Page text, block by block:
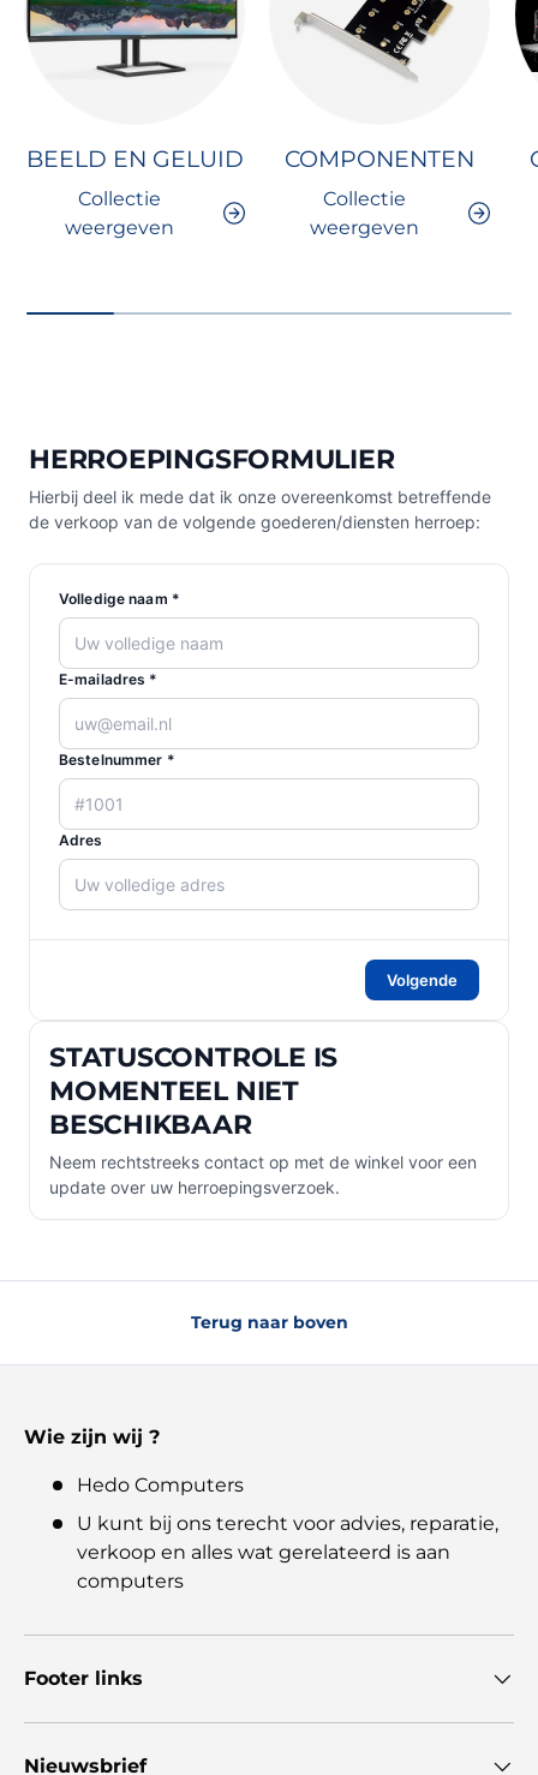
BEELD EN GELUID
Collectie
weergeven
COMPONENTEN
Collectie
weergeven
HERROEPINGSFORMULIER
Hierbij deel ik mede dat ik onze overeenkomst betreffende
de verkoop van de volgende goederen/diensten herroep:
Volledige naam *
E-mailadres *
Bestelnummer *
Adres
Volgende
STATUSCONTROLE IS
MOMENTEEL NIET
BESCHIKBAAR
Neem rechtstreeks contact op met de winkel voor een
update over uw herroepingsverzoek.
Terug naar boven
Wie zijn wij ?
Hedo Computers
U kunt bij ons terecht voor advies, reparatie,
verkoop en alles wat gerelateerd is aan
computers
Footer links
Nieuwsbrief